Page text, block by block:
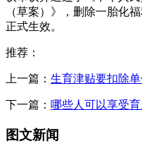
（草案）》，删除一胎化
正式生效。
推荐：
上一篇： 生育津贴要扣除
下一篇： 哪些人可以享受
图文新闻